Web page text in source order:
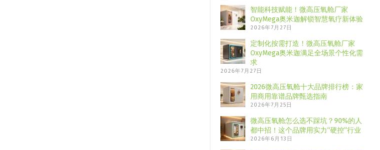
智能科技赋能！微高压氧舱厂家
OxyMega奥米迦解锁智慧氧疗新体验
2026年7月27日
定制化按需打造！微高压氧舱厂家
OxyMega奥米迦满足全场景个性化需
求
2026年7月27日
2026微高压氧舱十大品牌排行榜：家
用商用靠谱品牌甄选指南
2026年7月25日
微高压氧舱怎么选不踩坑？90%的人
都中招！这个品牌用实力“硬控”行业
2026年6月13日